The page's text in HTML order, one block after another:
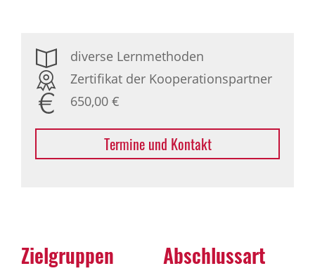
diverse Lernmethoden
Zertifikat der Kooperationspartner
650,00 €
Termine und Kontakt
Zielgruppen Abschlussart